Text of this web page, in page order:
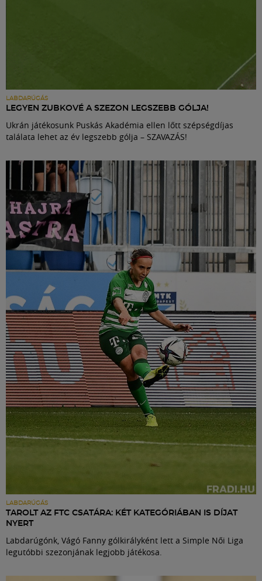
LABDARÚGÁS
LEGYEN ZUBKOVÉ A SZEZON LEGSZEBB GÓLJA!
Ukrán játékosunk Puskás Akadémia ellen lőtt szépségdíjas
találata lehet az év legszebb gólja – SZAVAZÁS!
LABDARÚGÁS
TAROLT AZ FTC CSATÁRA: KÉT KATEGÓRIÁBAN IS DÍJAT
NYERT
Labdarúgónk, Vágó Fanny gólkirályként lett a Simple Női Liga
legutóbbi szezonjának legjobb játékosa.
Shop
Közösség
Múzeum
English